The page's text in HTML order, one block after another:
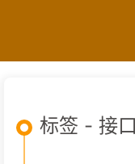
标签 - 接